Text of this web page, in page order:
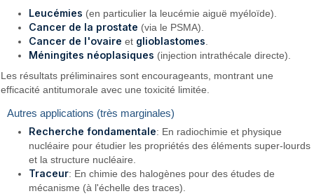
Leucémies (en particulier la leucémie aiguë myéloïde).
Cancer de la prostate (via le PSMA).
Cancer de l'ovaire et glioblastomes
Méningites néoplasiques (injection intrathécale directe).
Les résultats préliminaires sont encourageants, montrant une
efficacité antitumorale avec une toxicité limitée.
Autres applications (très marginales)
Recherche fondamentale: En radiochimie et physique
nucléaire pour étudier les propriétés des éléments super-lourds
et la structure nucléaire.
Traceur: En chimie des halogènes pour des études de
mécanisme (à l'échelle des traces).